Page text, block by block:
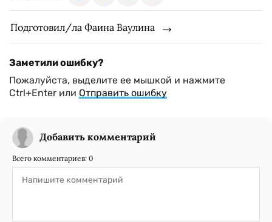
Подготовил/ла Фаина Ваулина
Заметили ошибку?
Пожалуйста, выделите ее мышкой и нажмите
Ctrl+Enter или Отправить ошибку
Добавить комментарий
Всего комментариев: 0